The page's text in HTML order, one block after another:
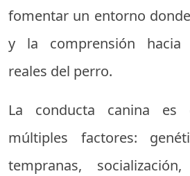
fomentar un entorno
y la comprensión hacia
reales del perro.
La conducta canina es
múltiples factores:
tempranas,